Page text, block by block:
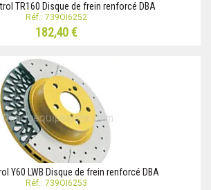
TR160 Disque de frein renforcé DBA
Réf.: 739OI6252
182,40 €
Y60 LWB Disque de frein renforcé DBA
Réf.: 739OI6253